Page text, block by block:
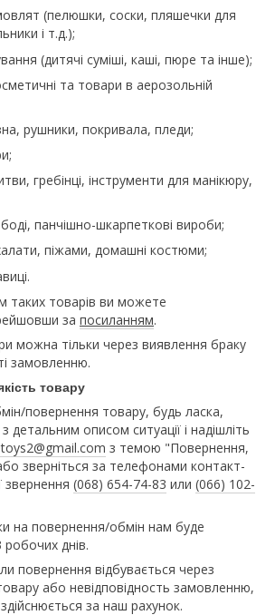
(пелюшки, соски, пляшечки для
і т.д.);
(дитячі суміші, каші, пюре та інше);
та товари в аерозольній
рушники, покривала, пледи;
гребінці, інструменти для манікюру,
боді, панчішно-шкарпеткові вироби;
піжами, домашні костюми;
таких товарів ви можете
за посиланням.
можна тільки через виявлення браку
замовленню.
товару
повернення товару, будь ласка,
детальним описом ситуації і надішліть
з темою "Повернення,
зверніться за телефонами контакт-
звернення (068) 654-74-83 или (066) 102-
на повернення/обмін нам буде
робочих днів.
повернення відбувається через
або невідповідность замовленню,
за наш рахунок.